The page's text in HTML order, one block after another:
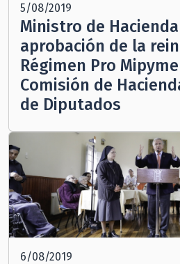
5/08/2019
Ministro de
aprobación de la
Régimen Pro
Comisión de
de Diputados
6/08/2019